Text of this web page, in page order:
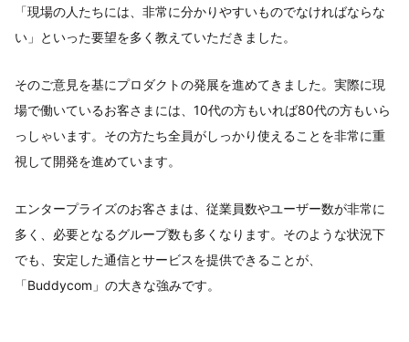
「現場の人たちには、非常に分かりやすいものでなければならな
い」といった要望を多く教えていただきました。
そのご意見を基にプロダクトの発展を進めてきました。実際に現
場で働いているお客さまには、10代の方もいれば80代の方もいら
っしゃいます。その方たち全員がしっかり使えることを非常に重
視して開発を進めています。
エンタープライズのお客さまは、従業員数やユーザー数が非常に
多く、必要となるグループ数も多くなります。そのような状況下
でも、安定した通信とサービスを提供できることが、
「Buddycom」の大きな強みです。